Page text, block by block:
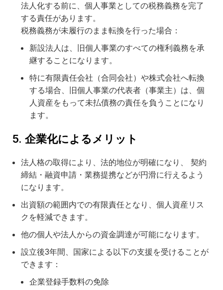
法人化する前に、個人事業としての税務義務を完了
する責任があります。
税務義務が未履行のまま転換を行った場合：
新設法人は、旧個人事業のすべての権利義務を承
継することになります。
特に有限責任会社（合同会社）や株式会社へ転換
する場合、旧個人事業の代表者（事業主）は、個
人資産をもって未払債務の責任を負うことになり
ます。
5. 企業化によるメリット
法人格の取得により、法的地位が明確になり、 契約
締結・融資申請・業務提携などが円滑に行えるよう
になります。
出資額の範囲内での有限責任となり、個人資産リス
クを軽減できます。
他の個人や法人からの資金調達が可能になります。
設立後3年間、国家による以下の支援を受けることが
できます：
企業登録手数料の免除